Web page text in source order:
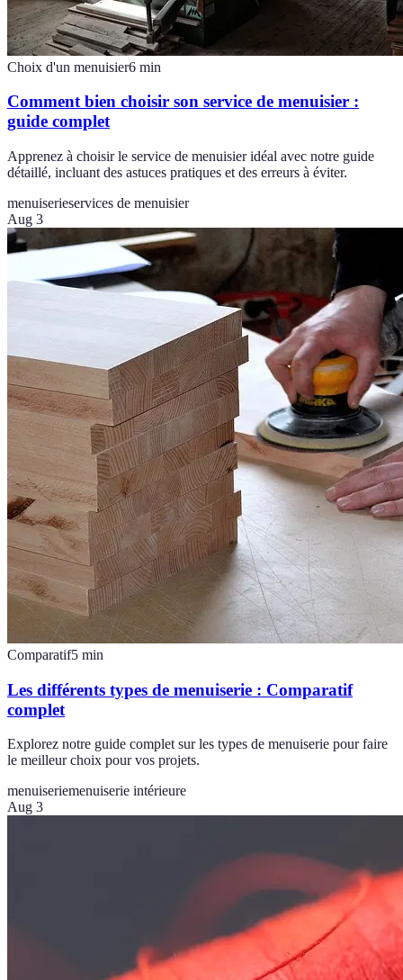
Choix d'un menuisier6 min
Comment bien choisir son service de menuisier :
guide complet
Apprenez à choisir le service de menuisier idéal avec notre guide
détaillé, incluant des astuces pratiques et des erreurs à éviter.
menuiserieservices de menuisier
Aug 3
Comparatif5 min
Les différents types de menuiserie : Comparatif
complet
Explorez notre guide complet sur les types de menuiserie pour faire
le meilleur choix pour vos projets.
menuiseriemenuiserie intérieure
Aug 3